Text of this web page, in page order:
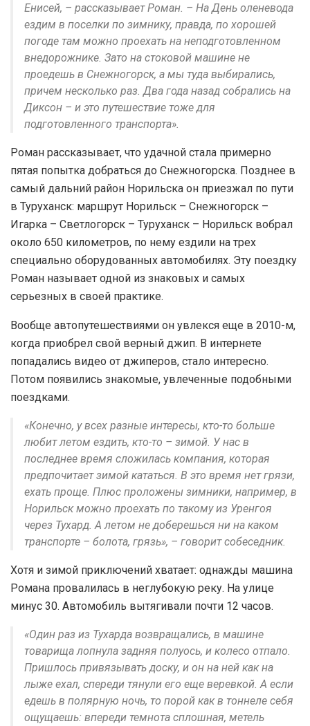
Енисей, – рассказывает Роман. – На День оленевода
ездим в поселки по зимнику, правда, по хорошей
погоде там можно проехать на неподготовленном
внедорожнике. Зато на стоковой машине не
проедешь в Снежногорск, а мы туда выбирались,
причем несколько раз. Два года назад собрались на
Диксон – и это путешествие тоже для
подготовленного транспорта».
Роман рассказывает, что удачной стала примерно
пятая попытка добраться до Снежногорска. Позднее в
самый дальний район Норильска он приезжал по пути
в Туруханск: маршрут Норильск – Снежногорск –
Игарка – Светлогорск – Туруханск – Норильск вобрал
около 650 километров, по нему ездили на трех
специально оборудованных автомобилях. Эту поездку
Роман называет одной из знаковых и самых
серьезных в своей практике.
Вообще автопутешествиями он увлекся еще в 2010-м,
когда приобрел свой верный джип. В интернете
попадались видео от джиперов, стало интересно.
Потом появились знакомые, увлеченные подобными
поездками.
«Конечно, у всех разные интересы, кто-то больше
любит летом ездить, кто-то – зимой. У нас в
последнее время сложилась компания, которая
предпочитает зимой кататься. В это время нет грязи,
ехать проще. Плюс проложены зимники, например, в
Норильск можно проехать по такому из Уренгоя
через Тухард. А летом не доберешься ни на каком
транспорте – болота, грязь», – говорит собеседник.
Хотя и зимой приключений хватает: однажды машина
Романа провалилась в неглубокую реку. На улице
минус 30. Автомобиль вытягивали почти 12 часов.
«Один раз из Тухарда возвращались, в машине
товарища лопнула задняя полуось, и колесо отпало.
Пришлось привязывать доску, и он на ней как на
лыже ехал, спереди тянули его еще веревкой. А если
едешь в полярную ночь, то порой как в тоннеле себя
ощущаешь: впереди темнота сплошная, метель